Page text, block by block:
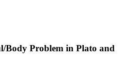
Body Problem in Plato and